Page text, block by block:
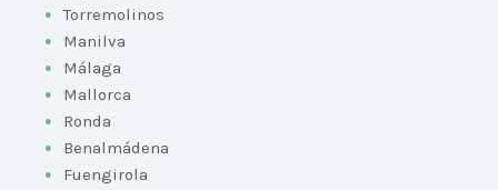
Torremolinos
Manilva
Málaga
Mallorca
Ronda
Benalmádena
Fuengirola